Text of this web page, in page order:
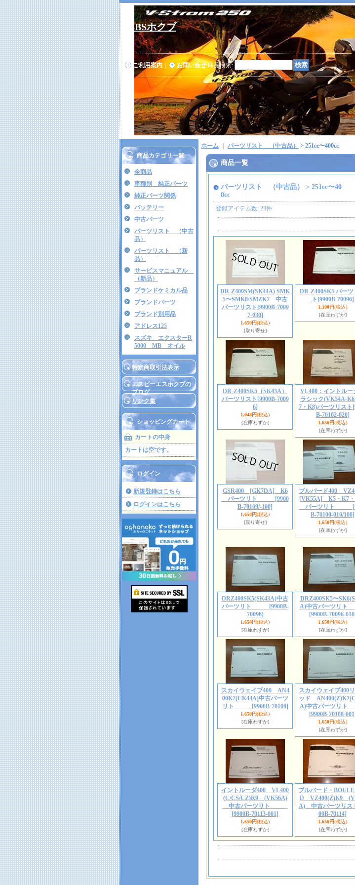
SBSホクブ
ご利用案内 お問い合せ 商品検索:
商品カテゴリ一覧
全商品
車種別 純正パーツ
純正パーツ関係
バッテリー
中古パーツ
パーツリスト （中古
品）
パーツリスト （新
品）
サービスマニュアル
（新品）
ブランドケミカル品
ブランドパーツ
ブランド別用品
アドレス125
スズキ エクスターR
5000 MB オイル
特定商取引法表示
エスビーエスホクブの
ブログ
リンク集
ショッピングカート
カートの中身
カートは空です。
ログイン
新規登録はこちら
ログインはこちら
ホーム パーツリスト （中古品） > 251cc〜400cc
商品一覧
パーツリスト （中古品） > 251cc〜40
0cc
登録アイテム数: 23件
DR-Z400SM(SK44A) SMK
5〜SMK8/SMZK7 中古
パーツリスト [9900B-7009
7-030]
1,650円(税込)
[取り寄せ]
DR-Z400SK5 パーツ
ト [9900B-70096]
1,100円(税込)
[在庫わずか]
DR-Z400SK5（SK43A）
パーツリスト [9900B-7009
6]
1,048円(税込)
[在庫わずか]
VL400：イントルー
ラシック(VK54A-
7・K8)パーツリスト
B-70102-020]
1,650円(税込)
[在庫わずか]
GSR400 [GK7DA] K6
パーツリト
[9900
B-70109/-100]
1,650円(税込)
[取り寄せ]
ブルバード400
[VK55A] K5・K7
パーツリト
B-70100-010/100]
1,650円(税込)
[在庫わずか]
DRZ400SK5(SK43A)中古
パーツリト
[9900B-
70096]
1,650円(税込)
[在庫わずか]
DRZ400SK5〜
A)中古パーツ
[9900B-70096-010]
1,650円(税込)
[在庫わずか]
スカイウェイブ400 AN4
00K7(CK44A)中古パーツ
リト
[9900B-70108]
1,650円(税込)
[在庫わずか]
スカイウェイブ400
ッド
A)中古パーツ
[9900B-70108-001]
1,650円(税込)
[在庫わずか]
イントルーダ400 VL400
(C/CS/CZ)K9 (VK56A)
中古パーツリト
[9900B-70113-001]
1,650円(税込)
[在庫わずか]
ブルバード・
D VZ400(Z)K9
A) 中古パーツリス
00B-70114]
1,650円(税込)
[在庫わずか]